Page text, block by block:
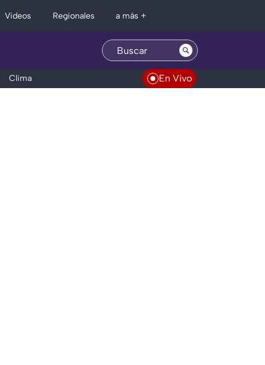
Videos Regionales a más +
Clima En Vivo